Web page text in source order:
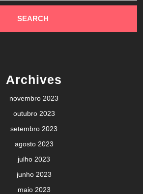
Archives
novembro 2023
outubro 2023
setembro 2023
agosto 2023
julho 2023
junho 2023
maio 2023